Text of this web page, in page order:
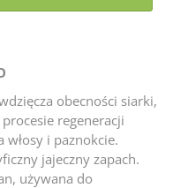
obecności siarki,
regeneracji
włosy i paznokcie.
jajeczny zapach.
używana do